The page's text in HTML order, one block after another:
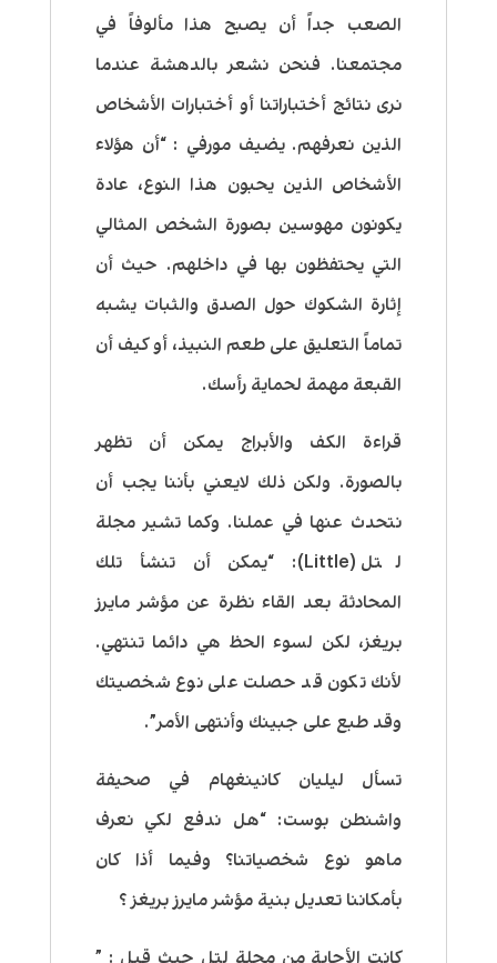
الصعب جداً أن يصبح هذا مألوفاً في
مجتمعنا. فنحن نشعر بالدهشة عندما
نرى نتائج أختباراتنا أو أختبارات الأشخاص
الذين نعرفهم. يضيف مورفي : “أن هؤلاء
الأشخاص الذين يحبون هذا النوع، عادة
يكونون مهوسين بصورة الشخص المثالي
التي يحتفظون بها في داخلهم. حيث أن
إثارة الشكوك حول الصدق والثبات يشبه
تماماً التعليق على طعم النبيذ، أو كيف أن
القبعة مهمة لحماية رأسك.
قراءة الكف والأبراج يمكن أن تظهر
بالصورة. ولكن ذلك لايعني بأننا يجب أن
نتحدث عنها في عملنا. وكما تشير مجلة
لتل (Little): “يمكن أن تنشأ تلك
المحادثة بعد القاء نظرة عن مؤشر مايرز
بريغز، لكن لسوء الحظ هي دائما تنتهي.
لأنك تكون قد حصلت على نوع شخصيتك
وقد طبع على جبينك وأنتهى الأمر”.
تسأل ليليان كانينغهام في صحيفة
واشنطن بوست: “هل ندفع لكي نعرف
ماهو نوع شخصياتنا؟ وفيما أذا كان
بأمكاننا تعديل بنية مؤشر مايرز بريغز ؟